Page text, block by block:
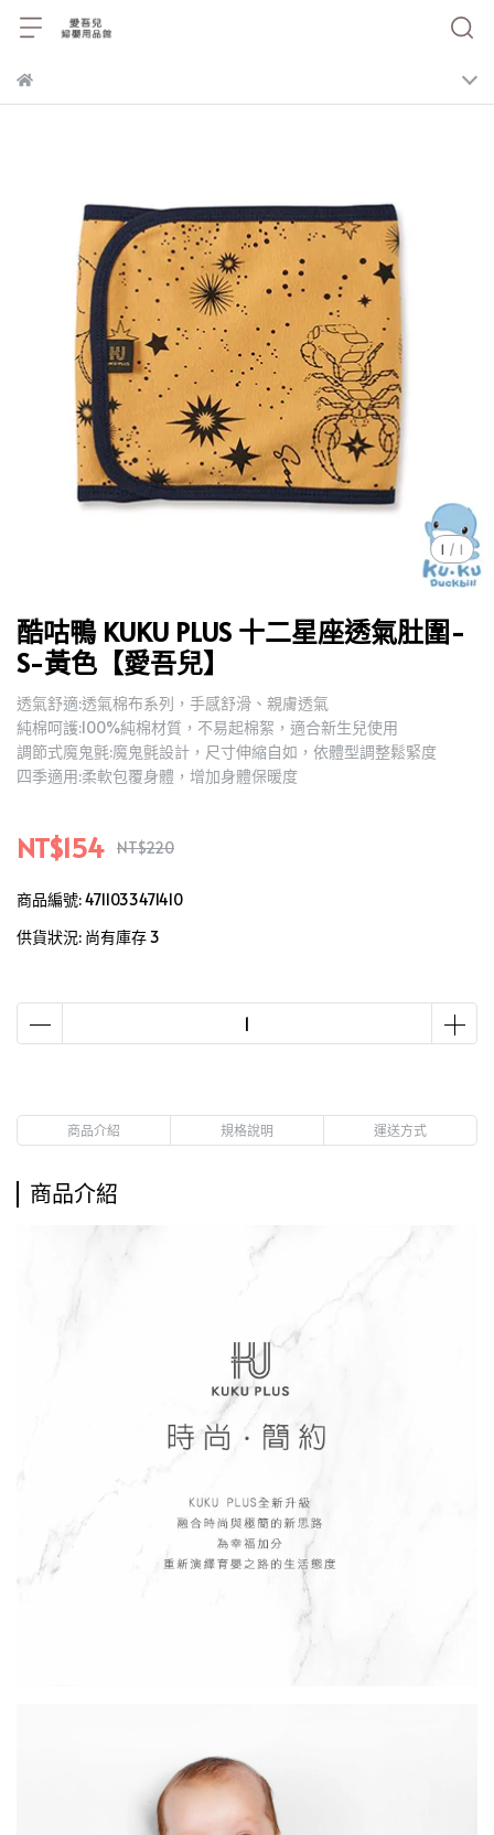
1 / 1
酷咕鴨 KUKU PLUS 十二星座透氣肚圍-
S-黃色【愛吾兒】
透氣舒適:透氣棉布系列，手感舒滑、親膚透氣
純棉呵護:100%純棉材質，不易起棉絮，適合新生兒使用
調節式魔鬼氈:魔鬼氈設計，尺寸伸縮自如，依體型調整鬆緊度
四季適用:柔軟包覆身體，增加身體保暖度
NT$154 NT$220
商品編號:4711033471410
供貨狀況: 尚有庫存 3
商品介紹 規格說明 運送方式
商品介紹